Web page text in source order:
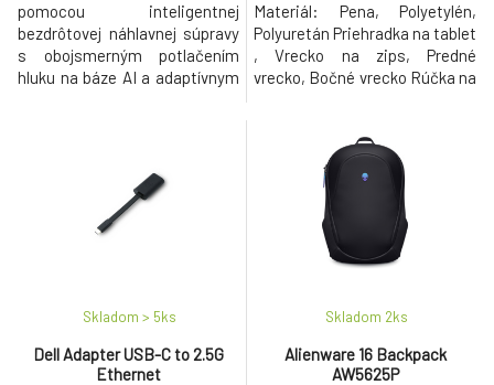
pomocou inteligentnej
bezdrôtovej náhlavnej súpravy
s obojsmerným potlačením
hluku na báze AI a adaptívnym
z najinteligentnejších
bezdrôtových slúchadiel Dell.
Naša inovatívna technológia
Materiál: Pena, Polyetylén,
Polyuretán Priehradka na tablet
, Vrecko na zips, Predné
vrecko, Bočné vrecko Rúčka na
Dell Adapter USB-C to 2.5G
Ethernet
Skladom > 5ks
Alienware 16 Backpack
AW5625P
Skladom 2ks